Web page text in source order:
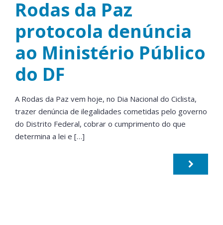
Rodas da Paz
protocola denúncia
ao Ministério Público
do DF
A Rodas da Paz vem hoje, no Dia Nacional do Ciclista,
trazer denúncia de ilegalidades cometidas pelo governo
do Distrito Federal, cobrar o cumprimento do que
determina a lei e […]